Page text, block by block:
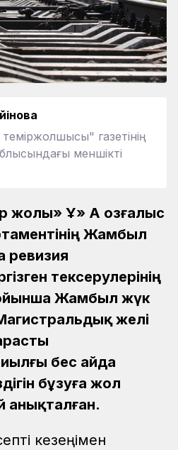
теміржолшысы" газетінің
меншікті
жолы» ҰҚ» АҚ Қозғалыс
Жамбыл
ревизия
тексерулерінің
Жамбыл жүк
желі
бес айда
бұзуға жол
анықталған.
кезеңімен